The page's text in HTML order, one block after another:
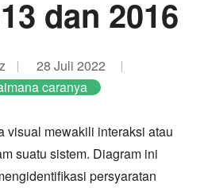
dan 2016
28 Juli 2022
caranya
visual mewakili interaksi atau
suatu sistem. Diagram ini
persyaratan